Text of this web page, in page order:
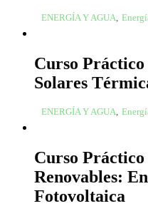
ENERGÍA Y AGUA,
Curso Práctico
Solares
ENERGÍA Y AGUA,
Curso Práctico
Renovables:
Fotovoltaica